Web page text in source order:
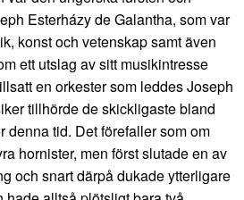
Esterházy de Galantha, som var
konst och vetenskap samt även
ett utslag av sitt musikintresse
en orkester som leddes Joseph
tillhörde de skickligaste bland
denna tid. Det förefaller som om
hornister, men först slutade en av
och snart därpå dukade ytterligare